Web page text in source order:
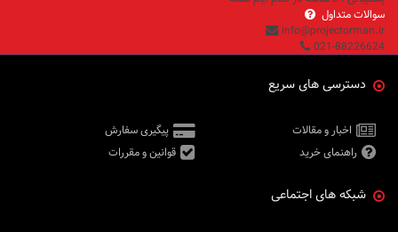
سوالات متداول
info@projectorman.ir
021-88226624
دسترسی های سریع
اخبار و مقالات
پیگیری سفارش
راهنمای خرید
قوانین و مقررات
شبکه های اجتماعی